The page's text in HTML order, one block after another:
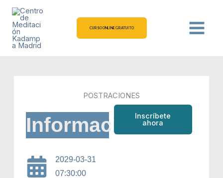
contenido
CURSO ONLINE GRATUITO
POSTRACIONES
Información
2029-03-31
07:30:00
Inscríbete
ahora